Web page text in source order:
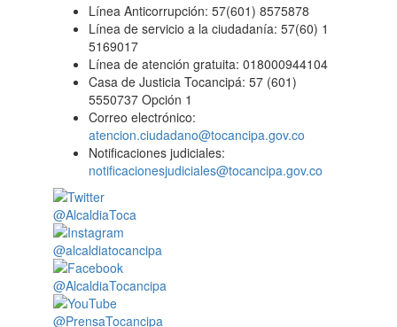
Línea Anticorrupción: 57(601) 8575878
Línea de servicio a la ciudadanía: 57(60) 1
5169017
Línea de atención gratuita: 018000944104
Casa de Justicia Tocancipá: 57 (601)
5550737 Opción 1
Correo electrónico:
atencion.ciudadano@tocancipa.gov.co
Notificaciones judiciales:
notificacionesjudiciales@tocancipa.gov.co
@AlcaldiaToca
@alcaldiatocancipa
@AlcaldiaTocancipa
@PrensaTocancipa